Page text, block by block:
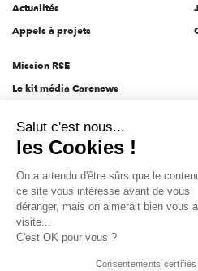
Actualités
Appels à projets
Mission RSE
Le kit média Carenews
AEF info
Novethic
PRODURABLE
Inclusiv Day
Données personnelles Mentions légales
Salut c'est nous...
les Cookies !
On a attendu d'être sûrs que le
ce site vous intéresse avant de vous
déranger, mais on aimerait bien vous
visite...
C'est OK pour vous ?
Consentements certifiés